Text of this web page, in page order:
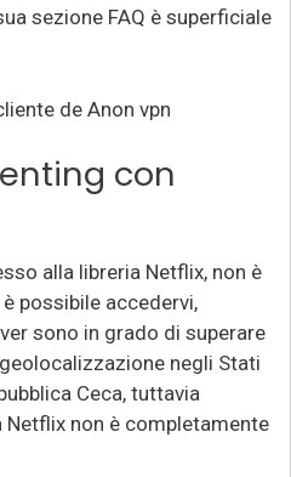
sezione FAQ è superficiale
con
alla libreria Netflix, non è
possibile accedervi,
sono in grado di superare
negli Stati
Ceca, tuttavia
non è completamente